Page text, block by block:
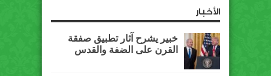
الأخبار
خبير يشرح آثار تطبيق صفقة
القرن على الضفة والقدس